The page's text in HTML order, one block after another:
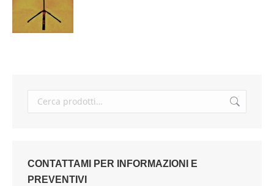
CONTATTAMI PER INFORMAZIONI E
PREVENTIVI